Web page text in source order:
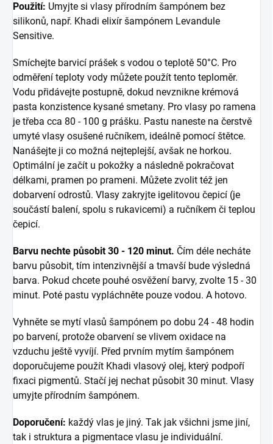
Použití: Umyjte si vlasy přírodním šampónem bez
silikonů, např. Khadi elixír šampónem Levandule
Sensitive.
Smíchejte barvicí prášek s vodou o teplotě 50°C. Pro
odměření teploty vody můžete použít tento teploměr.
Vodu přidávejte postupně, dokud nevznikne krémová
pasta konzistence kysané smetany. Pro vlasy po ramena
je třeba cca 80 - 100 g prášku. Pastu naneste na čerstvě
umyté vlasy osušené ručníkem, ideálně pomocí štětce.
Nanášejte ji co možná nejteplejší, avšak ne horkou.
Optimální je začít u pokožky a následně pokračovat
délkami, pramen po prameni. Můžete zvolit též jen
dobarvení odrostů. Vlasy zakryjte igelitovou čepicí (je
součástí balení, spolu s rukavicemi) a ručníkem či teplou
čepicí.
Barvu nechte působit 30 - 120 minut. Čím déle necháte
barvu působit, tím intenzivnější a tmavší bude výsledná
barva. Pokud chcete pouhé osvěžení barvy, zvolte 15 - 30
minut. Poté pastu vypláchněte pouze vodou. A hotovo.
Vyhněte se mytí vlasů šampónem po dobu 24 - 48 hodin
po barvení, protože obarvení se vlivem oxidace na
vzduchu ještě vyvíjí. Před prvním mytím šampónem
doporučujeme použít Khadi vlasový olej, který podpoří
fixaci pigmentů. Stačí jej nechat působit 30 minut. Vlasy
umyjte přírodním šampónem.
Doporučení: každý vlas je jiný. Tak jak všichni jsme jiní,
tak i struktura a pigmentace vlasu je individuální.